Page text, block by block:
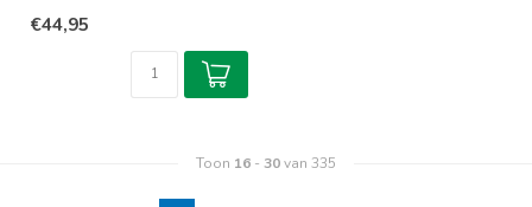
donkergroe...
€44,95
Toon 16 - 30van 335